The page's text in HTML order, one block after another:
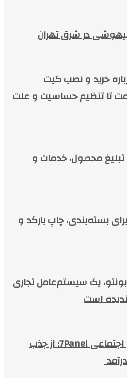
در شرق تهران
خرید و نصب گیت
تا تنظیم حساسیت و علت
محصول، خدمات و
بسته‌بندی، چاپ بارکد و
یک سیستم‌عامل تجاری
است
خدمات شبکه‌های اجتماعی 7Panel؛ از جذب